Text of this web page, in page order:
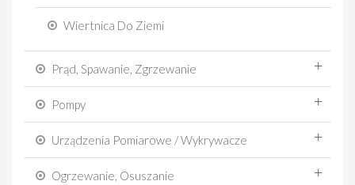
Wiertnica Do Ziemi
Prąd, Spawanie, Zgrzewanie
Pompy
Urządzenia Pomiarowe / Wykrywacze
Ogrzewanie, Osuszanie